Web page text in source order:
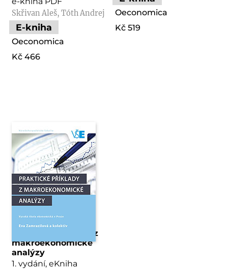
Skřivan Aleš, Tóth Andrej
E-kniha
Oeconomica
Kč 466
Oeconomica
Kč 519
Praktické příklady z
makroekonomické
analýzy
1. vydání, eKniha